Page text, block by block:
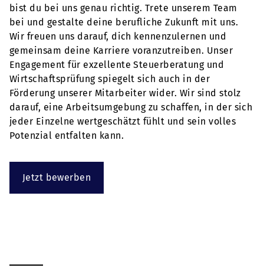
bist du bei uns genau richtig. Trete unserem Team
bei und gestalte deine berufliche Zukunft mit uns.
Wir freuen uns darauf, dich kennenzulernen und
gemeinsam deine Karriere voranzutreiben. Unser
Engagement für exzellente Steuerberatung und
Wirtschaftsprüfung spiegelt sich auch in der
Förderung unserer Mitarbeiter wider. Wir sind stolz
darauf, eine Arbeitsumgebung zu schaffen, in der sich
jeder Einzelne wertgeschätzt fühlt und sein volles
Potenzial entfalten kann.
Jetzt bewerben